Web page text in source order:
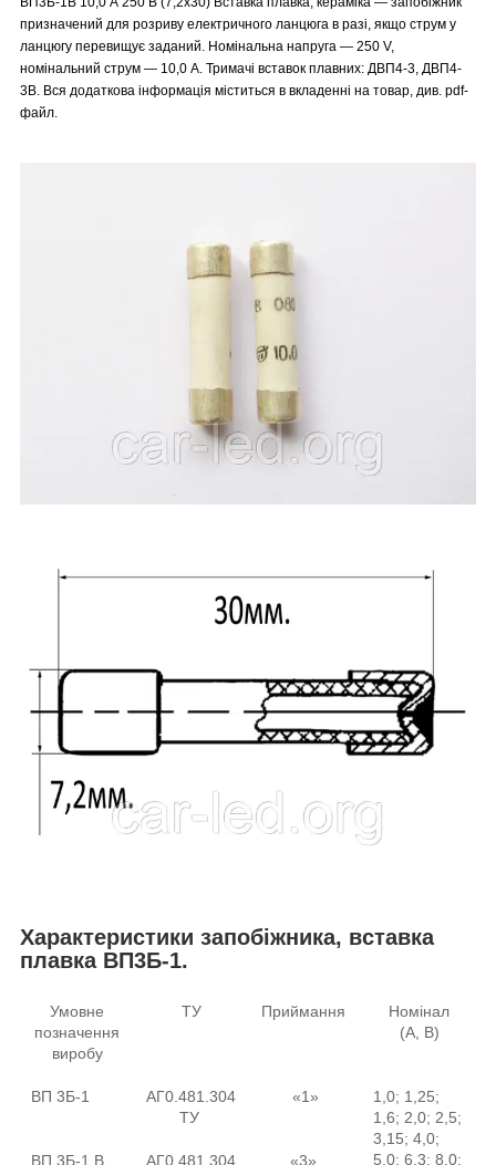
призначений для розриву електричного ланцюга в разі, якщо струм у
ланцюгу перевищує заданий. Номінальна напруга — 250 V,
номінальний струм — 10,0 A. Тримачі вставок плавних: ДВП4-3, ДВП4-
3В. Вся додаткова інформація міститься в вкладенні на товар, див. pdf-
файл.
Характеристики запобіжника, вставка
плавка ВП3Б-1.
Умовне
позначення
виробу
ТУ Приймання
Номінал
(А, В)
ВП 3Б-1
АГ0.481.304
ТУ
«1»
1,0; 1,25;
1,6; 2,0; 2,5;
3,15; 4,0;
5,0; 6,3; 8,0;
ВП 3Б-1 В АГ0.481.304 «3»